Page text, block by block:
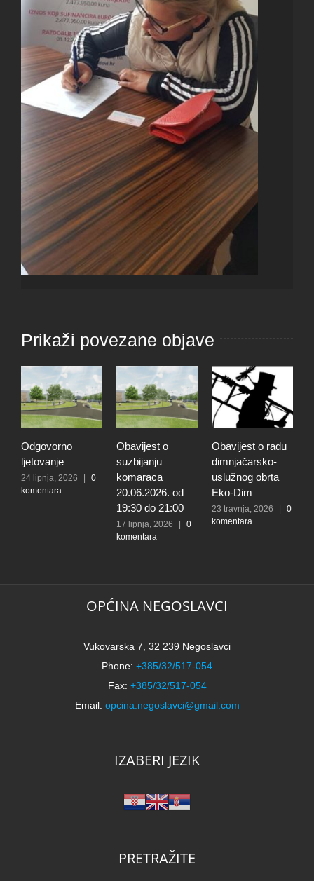
Prikaži povezane objave
Odgovorno
ljetovanje
24 lipnja, 2026 |
0
komentara
Obavijest o
suzbijanju
komaraca
20.06.2026. od
19:30 do 21:00
17 lipnja, 2026 |
0
komentara
Obavijest o radu
dimnjačarsko-
uslužnog obrta
Eko-Dim
23 travnja, 2026 |
0
komentara
OPĆINA NEGOSLAVCI
Vukovarska 7, 32 239 Negoslavci
Phone: +385/32/517-054
Fax: +385/32/517-054
Email: opcina.negoslavci@gmail.com
IZABERI JEZIK
PRETRAŽITE